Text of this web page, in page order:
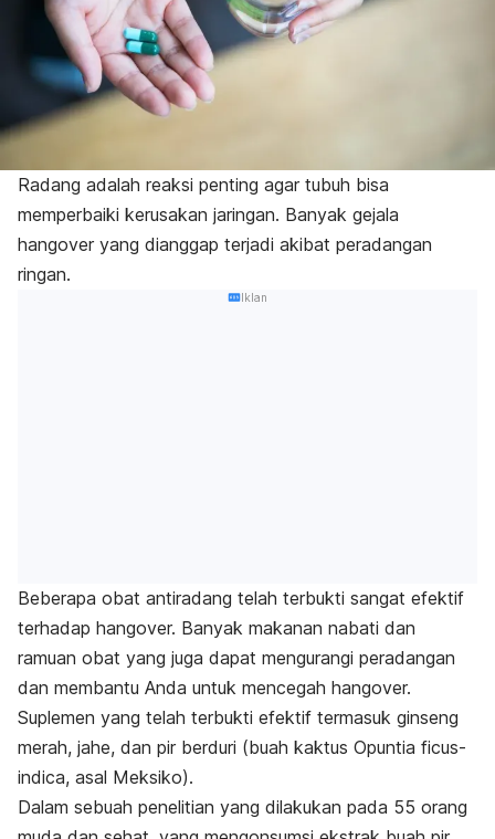
Radang adalah reaksi penting agar tubuh bisa
memperbaiki kerusakan jaringan. Banyak gejala
hangover yang dianggap terjadi akibat peradangan
ringan.
Iklan
Beberapa obat antiradang telah terbukti sangat efektif
terhadap hangover. Banyak makanan nabati dan
ramuan obat yang juga dapat mengurangi peradangan
dan membantu Anda untuk mencegah hangover.
Suplemen yang telah terbukti efektif termasuk ginseng
merah, jahe, dan pir berduri (buah kaktus Opuntia ficus-
indica, asal Meksiko).
Dalam sebuah penelitian yang dilakukan pada 55 orang